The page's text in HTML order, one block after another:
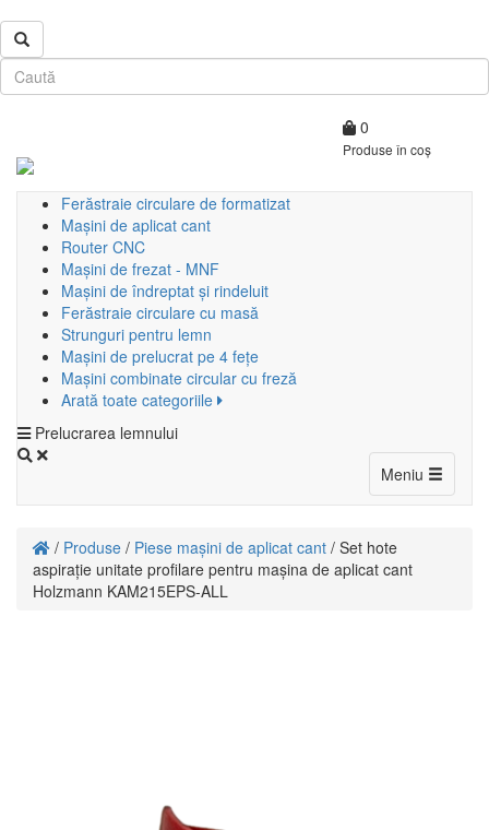
0
Produse în coș
Ferăstraie circulare de formatizat
Mașini de aplicat cant
Router CNC
Mașini de frezat - MNF
Mașini de îndreptat și rindeluit
Ferăstraie circulare cu masă
Strunguri pentru lemn
Mașini de prelucrat pe 4 fețe
Mașini combinate circular cu freză
Arată toate categoriile
Prelucrarea lemnului
Meniu Toggle
/ Produse / Piese mașini de aplicat cant / Set hote
aspirație unitate profilare pentru mașina de aplicat cant
Holzmann KAM215EPS-ALL